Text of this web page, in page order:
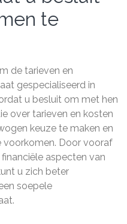
te
de tarieven en
gespecialiseerd in
u besluit om met hen
over tarieven en kosten
keuze te maken en
voorkomen. Door vooraf
aspecten van
u zich beter
soepele